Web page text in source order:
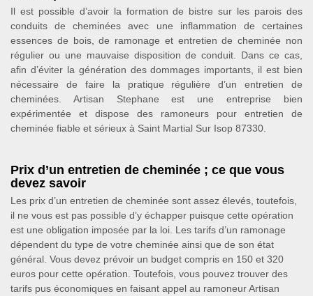
Il est possible d’avoir la formation de bistre sur les parois des
conduits de cheminées avec une inflammation de certaines
essences de bois, de ramonage et entretien de cheminée non
régulier ou une mauvaise disposition de conduit. Dans ce cas,
afin d’éviter la génération des dommages importants, il est bien
nécessaire de faire la pratique régulière d’un entretien de
cheminées. Artisan Stephane est une entreprise bien
expérimentée et dispose des ramoneurs pour entretien de
cheminée fiable et sérieux à Saint Martial Sur Isop 87330.
Prix d’un entretien de cheminée ; ce que vous
devez savoir
Les prix d’un entretien de cheminée sont assez élevés, toutefois,
il ne vous est pas possible d’y échapper puisque cette opération
est une obligation imposée par la loi. Les tarifs d’un ramonage
dépendent du type de votre cheminée ainsi que de son état
général. Vous devez prévoir un budget compris en 150 et 320
euros pour cette opération. Toutefois, vous pouvez trouver des
tarifs pus économiques en faisant appel au ramoneur Artisan